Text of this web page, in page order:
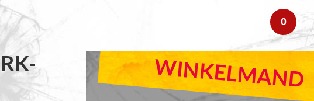
0
PRIMARY
SIDEBAR WINKELMAND